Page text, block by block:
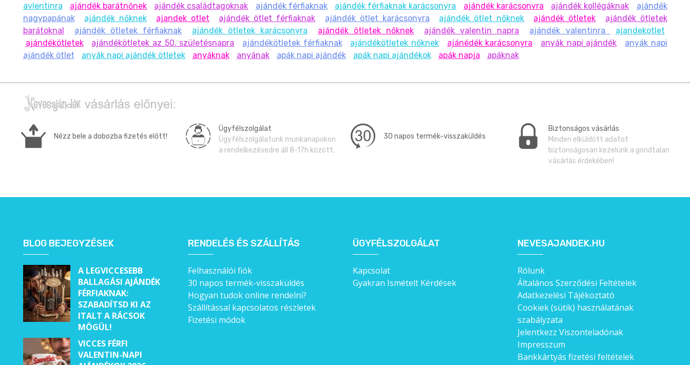
avlentinra
ajándék barátnőnek ajándék családtagoknak ajándék férfiaknak ajándék férfiaknak karácsonyra ajándék karácsonyra ajándék kollégáknak
ajándék
nagypapának
ajándék nőknek ajandek otlet ajándék ötlet férfiaknak ajándék ötlet karácsonyra ajándék ötlet nőknek ajándék ötletek
ajándék ötletek
barátoknal
ajándék ötletek férfiaknak ajándék ötletek karácsonyra ajándék ötletek nőknek ajándék valentin napra ajándék valentinra
ajandekotlet
ajándékötletek
ajándékötletek az 50. születésnapra ajándékötletek férfiaknak ajándékötletek nőknek ajánédék karácsonyra anyák napi ajándék
anyák napi
ajándék ötlet
anyák napi ajándék ötletek anyáknak anyának apák napi ajándék apák napi ajándékok apák napja apáknak
Nézz bele a dobozba fizetés előtt!
Ügyfélszolgálat
Ügyfélszolgálatunk munkanapokon
a rendelkezésedre áll 8-17h között.
30 napos termék-visszaküldés
Biztonságos vásárlás
Minden elküldött adatot
biztonságosan kezelünk a gondtalan
vásárlás érdekében!
BLOG BEJEGYZÉSEK
A LEGVICCESEBB
BALLAGÁSI AJÁNDÉK
FÉRFIAKNAK:
SZABADÍTSD KI AZ
ITALT A RÁCSOK
MÖGÜL!
VICCES FÉRFI
VALENTIN-NAPI
RENDELÉS ÉS SZÁLLÍTÁS
Felhasználói fiók
30 napos termék-visszaküldés
Hogyan tudok online rendelni?
Szállítással kapcsolatos részletek
Fizetési módok
ÜGYFÉLSZOLGÁLAT
Kapcsolat
Gyakran Ismételt Kérdések
NEVESAJANDEK.HU
Rólunk
Általános Szerződési Feltételek
Adatkezelési Tájékoztató
Cookiek (sütik) használatának
szabályzata
Jelentkezz Viszonteladónak
Impresszum
Bankkártyás fizetési feltételek